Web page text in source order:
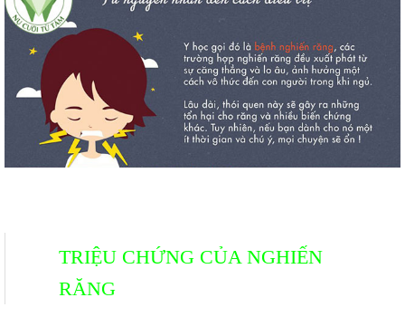
TRIỆU CHỨNG CỦA NGHIẾN
RĂNG